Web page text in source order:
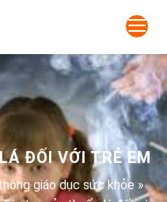
ĐỐI VỚI TRẺ EM
giáo dục sức khỏe»